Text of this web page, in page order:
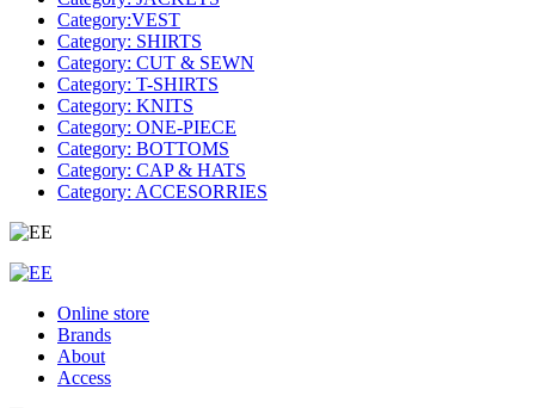
Category:VEST
Category: SHIRTS
Category: CUT & SEWN
Category: T-SHIRTS
Category: KNITS
Category: ONE-PIECE
Category: BOTTOMS
Category: CAP & HATS
Category: ACCESORRIES
Online store
Brands
About
Access